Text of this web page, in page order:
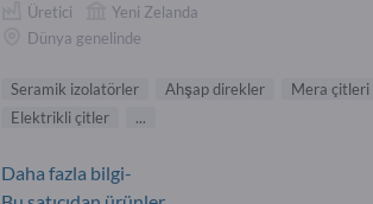
Üretici
Yeni Zelanda
Dünya genelinde
Seramik izolatörler Ahşap direkler Mera çitleri
Elektrikli çitler
...
Daha fazla bilgi-